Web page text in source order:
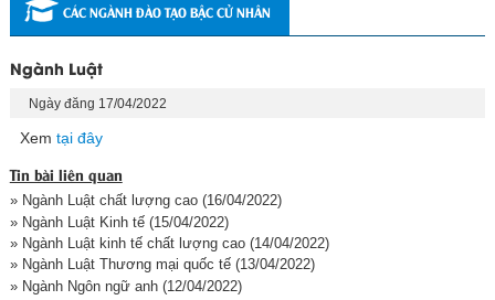
CÁC NGÀNH ĐÀO TẠO BẬC CỬ NHÂN
Ngành Luật
Ngày đăng 17/04/2022
Xem tại đây
Tin bài liên quan
» Ngành Luật chất lượng cao(16/04/2022)
» Ngành Luật Kinh tế(15/04/2022)
» Ngành Luật kinh tế chất lượng cao(14/04/2022)
» Ngành Luật Thương mại quốc tế(13/04/2022)
» Ngành Ngôn ngữ anh (12/04/2022)